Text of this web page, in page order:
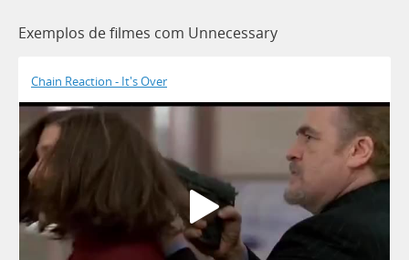
Exemplos de filmes com Unnecessary
Chain Reaction - It's Over